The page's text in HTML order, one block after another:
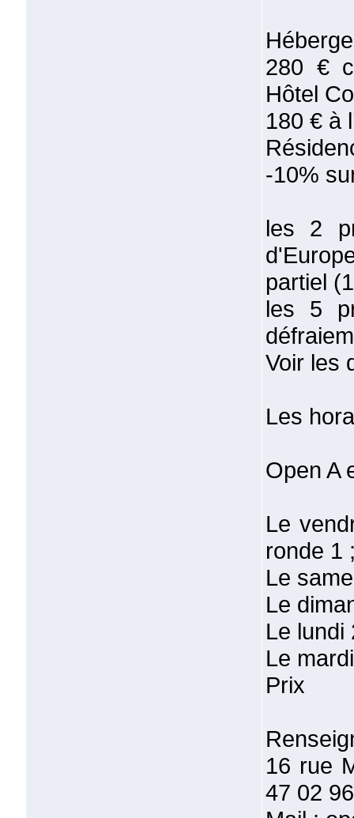
280 €
Hôtel
180 € à
-10%
les 2
partiel
les 5
Voir les
Les
Open A
Le
ronde 1
Le
Le
Le lundi
Le
Prix
16 rue
47 02 96